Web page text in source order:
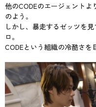
他のCODEのエージェント
のよう。
しかし、暴走するゼッツを
ロ。
CODEという組織の冷酷さを